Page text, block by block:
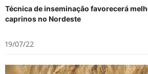
Técnica de inseminação favorecerá
caprinos no Nordeste
19/07/22